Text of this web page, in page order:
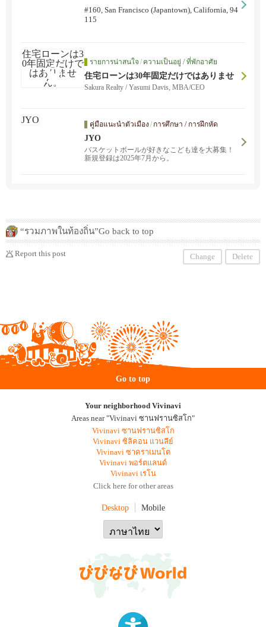
#160, San Francisco (Japantown), California, 94
115
รายการน่าสนใจ / ความเป็นอยู่ / ที่พักอาศัย
住宅ローンは30年固定だけではありませ
ん。
Sakura Realty / Yasumi Davis, MBA/CEO
คู่มือแนะนำตัวเมือง / การศึกษา / การฝึกหัด
JYO
バスケットボールが好きなこども達を大募集！
新規登録は2025年7月から。
“รวมภาพในท้องถิ่น”Go back to top
Report this post Change Delete
Go to top
Your neighborhood Vivinavi
Areas near "Vivinavi ซานฟรานซิสโก"
Vivinavi ซานฟรานซิสโก
Vivinavi ซิลิคอน แวนลีย์
Vivinavi ซาคราเมนโต
Vivinavi พอร์ตแลนด์
Vivinavi เรโน
Click here for other areas
Desktop Mobile